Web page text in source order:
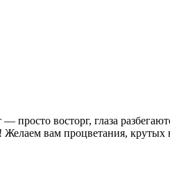
восторг, глаза
вам процветания,